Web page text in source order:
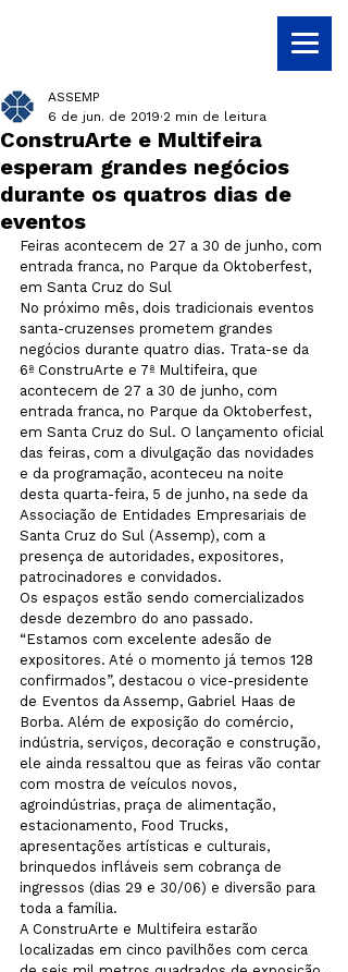
ConstruArte e Multifeira
esperam grandes negócios
durante os quatros dias de
eventos
ASSEMP
6 de jun. de 2019 2 min de leitura
Feiras acontecem de 27 a 30 de junho, com
entrada franca, no Parque da Oktoberfest,
em Santa Cruz do Sul
No próximo mês, dois tradicionais eventos
santa-cruzenses prometem grandes
negócios durante quatro dias. Trata-se da
6ª ConstruArte e 7ª Multifeira, que
acontecem de 27 a 30 de junho, com
entrada franca, no Parque da Oktoberfest,
em Santa Cruz do Sul. O lançamento oficial
das feiras, com a divulgação das novidades
e da programação, aconteceu na noite
desta quarta-feira, 5 de junho, na sede da
Associação de Entidades Empresariais de
Santa Cruz do Sul (Assemp), com a
presença de autoridades, expositores,
patrocinadores e convidados.
Os espaços estão sendo comercializados
desde dezembro do ano passado.
“Estamos com excelente adesão de
expositores. Até o momento já temos 128
confirmados”, destacou o vice-presidente
de Eventos da Assemp, Gabriel Haas de
Borba. Além de exposição do comércio,
indústria, serviços, decoração e construção,
ele ainda ressaltou que as feiras vão contar
com mostra de veículos novos,
agroindústrias, praça de alimentação,
estacionamento, Food Trucks,
apresentações artísticas e culturais,
brinquedos infláveis sem cobrança de
ingressos (dias 29 e 30/06) e diversão para
toda a família.
A ConstruArte e Multifeira estarão
localizadas em cinco pavilhões com cerca